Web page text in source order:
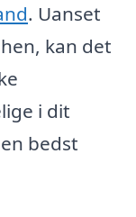
. Uanset
kan det
i dit
bedst